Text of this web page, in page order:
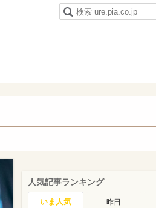
人気記事ランキング
いま人気 昨日